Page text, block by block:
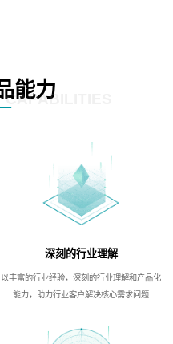
能力
CAPABILITIES
深刻的行业理解
以丰富的行业经验，深刻的行业理解和产品化
能力，助力行业客户解决核心需求问题